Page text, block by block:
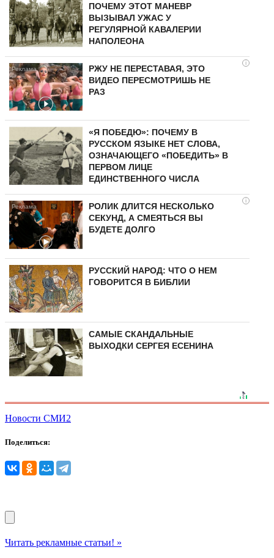
ПОЧЕМУ ЭТОТ МАНЕВР
ВЫЗЫВАЛ УЖАС У
РЕГУЛЯРНОЙ КАВАЛЕРИИ
НАПОЛЕОНА
i
РЖУ НЕ ПЕРЕСТАВАЯ, ЭТО
ВИДЕО ПЕРЕСМОТРИШЬ НЕ
РАЗ
«Я ПОБЕДЮ»: ПОЧЕМУ В
РУССКОМ ЯЗЫКЕ НЕТ СЛОВА,
ОЗНАЧАЮЩЕГО «ПОБЕДИТЬ» В
ПЕРВОМ ЛИЦЕ
ЕДИНСТВЕННОГО ЧИСЛА
i
РОЛИК ДЛИТСЯ НЕСКОЛЬКО
СЕКУНД, А СМЕЯТЬСЯ ВЫ
БУДЕТЕ ДОЛГО
РУССКИЙ НАРОД: ЧТО О НЕМ
ГОВОРИТСЯ В БИБЛИИ
САМЫЕ СКАНДАЛЬНЫЕ
ВЫХОДКИ СЕРГЕЯ ЕСЕНИНА
Новости СМИ2
Поделиться:
Читать рекламные статьи! »